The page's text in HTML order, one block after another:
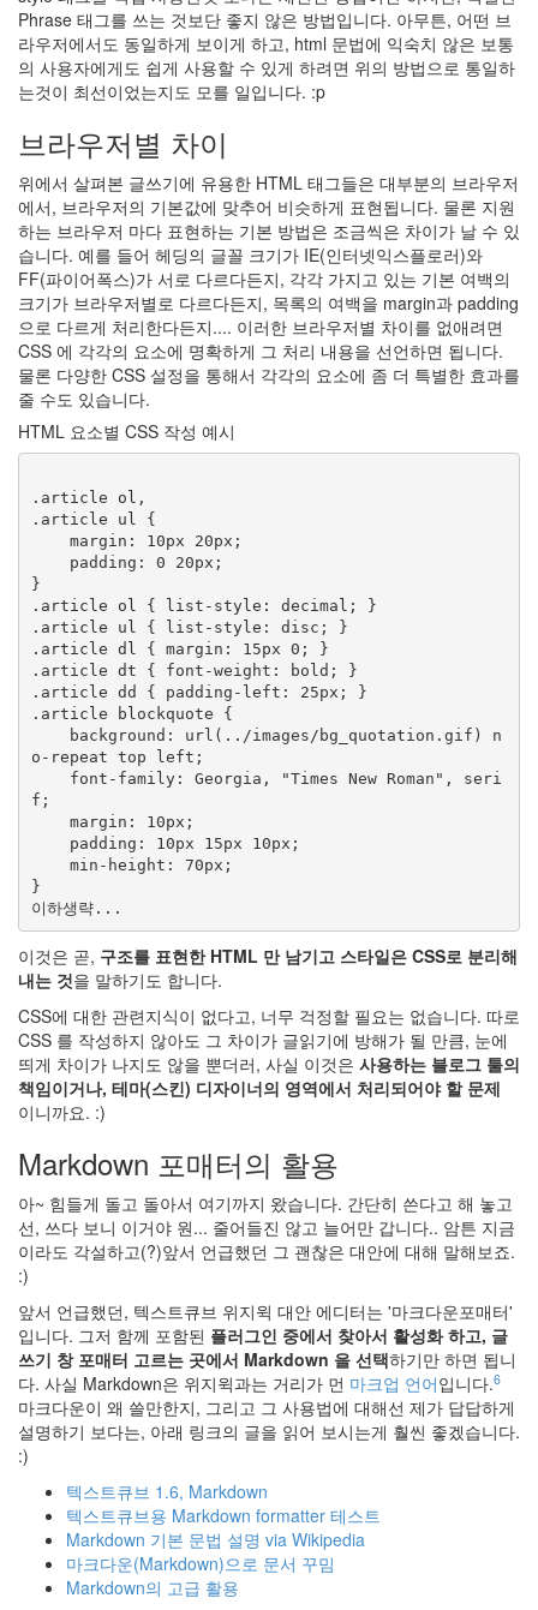
Phrase 태그를 쓰는 것보단 좋지 않은 방법입니다. 아무튼, 어떤 브
라우저에서도 동일하게 보이게 하고, html 문법에 익숙치 않은 보통
의 사용자에게도 쉽게 사용할 수 있게 하려면 위의 방법으로 통일하
는것이 최선이었는지도 모를 일입니다. :p
브라우저별 차이
위에서 살펴본 글쓰기에 유용한 HTML 태그들은 대부분의 브라우저
에서, 브라우저의 기본값에 맞추어 비슷하게 표현됩니다. 물론 지원
하는 브라우저 마다 표현하는 기본 방법은 조금씩은 차이가 날 수 있
습니다. 예를 들어 헤딩의 글꼴 크기가 IE(인터넷익스플로러)와
FF(파이어폭스)가 서로 다르다든지, 각각 가지고 있는 기본 여백의
크기가 브라우저별로 다르다든지, 목록의 여백을 margin과 padding
으로 다르게 처리한다든지.... 이러한 브라우저별 차이를 없애려면
CSS 에 각각의 요소에 명확하게 그 처리 내용을 선언하면 됩니다.
물론 다양한 CSS 설정을 통해서 각각의 요소에 좀 더 특별한 효과를
줄 수도 있습니다.
HTML 요소별 CSS 작성 예시
.article ol,
.article ul {
}
.article ol { list-style: decimal; }
.article ul { list-style: disc; }
.article dl { margin: 15px 0; }
.article dt { font-weight: bold; }
.article dd { padding-left: 25px; }
.article blockquote {
o-repeat top left;
f;
}
이것은 곧, 구조를 표현한 HTML 만 남기고 스타일은 CSS로 분리해
내는 것을 말하기도 합니다.
CSS에 대한 관련지식이 없다고, 너무 걱정할 필요는 없습니다. 따로
CSS 를 작성하지 않아도 그 차이가 글읽기에 방해가 될 만큼, 눈에
띄게 차이가 나지도 않을 뿐더러, 사실 이것은 사용하는 블로그 툴의
책임이거나, 테마(스킨) 디자이너의 영역에서 처리되어야 할 문제
이니까요. :)
Markdown 포매터의 활용
아~ 힘들게 돌고 돌아서 여기까지 왔습니다. 간단히 쓴다고 해 놓고
선, 쓰다 보니 이거야 원... 줄어들진 않고 늘어만 갑니다.. 암튼 지금
이라도 각설하고(?)앞서 언급했던 그 괜찮은 대안에 대해 말해보죠.
:)
앞서 언급했던, 텍스트큐브 위지윅 대안 에디터는 '마크다운포매터'
입니다. 그저 함께 포함된 플러그인 중에서 찾아서 활성화 하고, 글
쓰기 창 포매터 고르는 곳에서 Markdown 을 선택하기만 하면 됩니
다. 사실 Markdown은 위지윅과는 거리가 먼 마크업 언어입니다.6
마크다운이 왜 쓸만한지, 그리고 그 사용법에 대해선 제가 답답하게
설명하기 보다는, 아래 링크의 글을 읽어 보시는게 훨씬 좋겠습니다.
:)
텍스트큐브 1.6, Markdown
텍스트큐브용 Markdown formatter 테스트
Markdown 기본 문법 설명 via Wikipedia
마크다운(Markdown)으로 문서 꾸밈
Markdown의 고급 활용
19
C.note
98
Web
68
desktop
29
Diary
387
Link
2
forSteve
1
Recent
Posts
무
엇
찾
아
든
더
이
블
그
운
지
않
습
니
다.
by
hi8ar
산
사
안
녕!
:)
2
by
hi8ar
디
아
블
로
안
녕
hi8ar